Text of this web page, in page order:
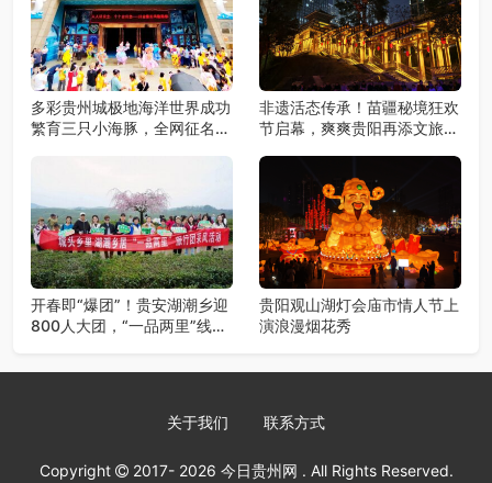
多彩贵州城极地海洋世界成功
繁育三只小海豚，全网征名正
非遗活态传承！苗疆秘境狂欢
节启幕，爽爽贵阳再添文旅新
开春即“爆团”！贵安湖潮乡迎
800人大团，“一品两里”线路
贵阳观山湖灯会庙市情人节上
演浪漫烟花秀
关于我们 联系方式
Copyright 2017- 2026 今日贵州网 . All Rights Reserved.